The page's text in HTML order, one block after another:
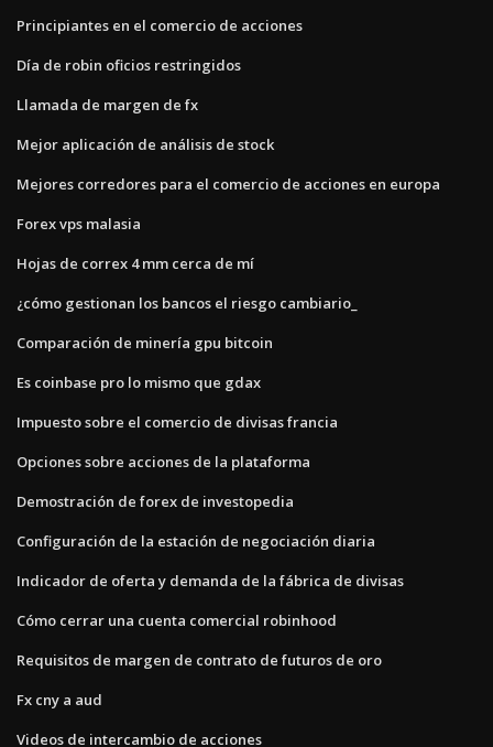
Principiantes en el comercio de acciones
Día de robin oficios restringidos
Llamada de margen de fx
Mejor aplicación de análisis de stock
Mejores corredores para el comercio de acciones en europa
Forex vps malasia
Hojas de correx 4 mm cerca de mí
¿cómo gestionan los bancos el riesgo cambiario_
Comparación de minería gpu bitcoin
Es coinbase pro lo mismo que gdax
Impuesto sobre el comercio de divisas francia
Opciones sobre acciones de la plataforma
Demostración de forex de investopedia
Configuración de la estación de negociación diaria
Indicador de oferta y demanda de la fábrica de divisas
Cómo cerrar una cuenta comercial robinhood
Requisitos de margen de contrato de futuros de oro
Fx cny a aud
Videos de intercambio de acciones